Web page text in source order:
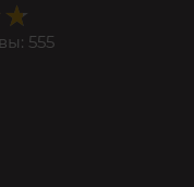
555